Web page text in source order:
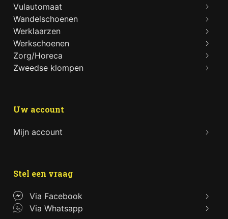
Vulautomaat
Wandelschoenen
Werklaarzen
Werkschoenen
Zorg/Horeca
Zweedse klompen
Uw account
Mijn account
Stel een vraag
Via Facebook
Via Whatsapp